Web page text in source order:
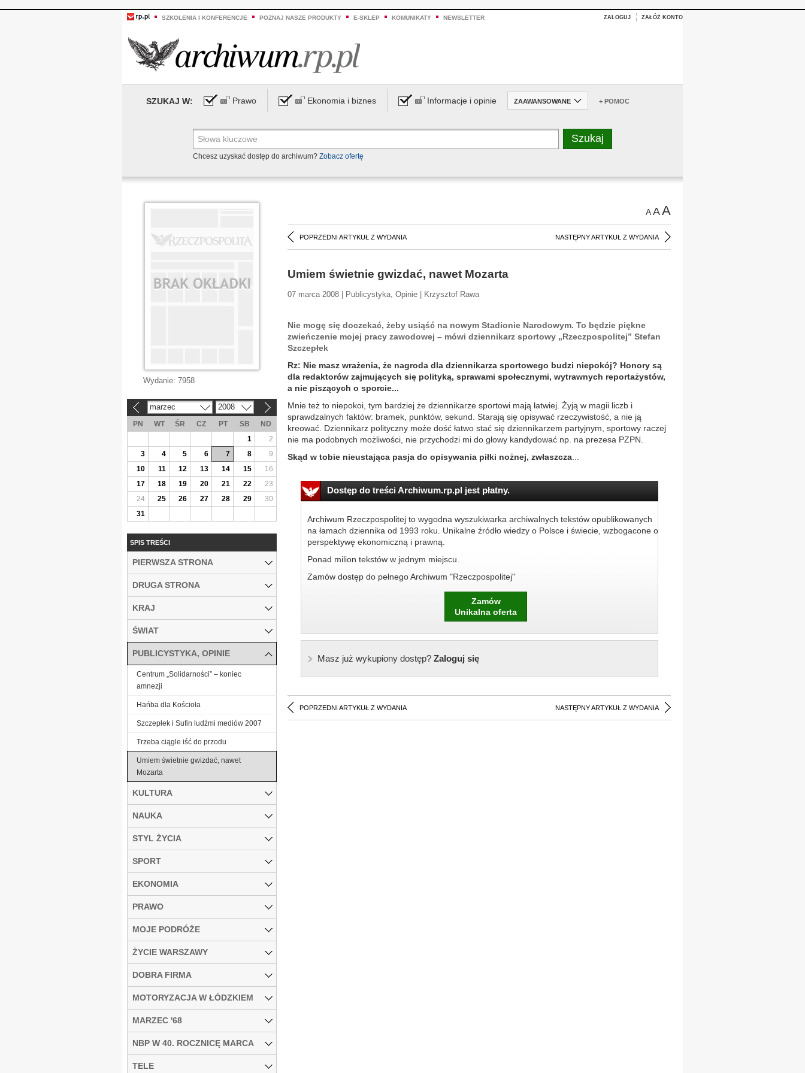
SZKOLENIA I KONFERENCJE POZNAJ NASZE PRODUKTY E-SKLEP KOMUNIKATY NEWSLETTER ZALOGUJ ZAŁÓŻ KONTO
SZUKAJ W: Prawo Ekonomia i biznes Informacje i opinie ZAAWANSOWANE + POMOC
Chcesz uzyskać dostęp do archiwum? Zobacz ofertę
AAA
POPRZEDNI ARTYKUŁ Z WYDANIA NASTĘPNY ARTYKUŁ Z WYDANIA
Umiem świetnie gwizdać, nawet Mozarta
07 marca 2008 | Publicystyka, Opinie | Krzysztof Rawa
Nie mogę się doczekać, żeby usiąść na nowym Stadionie Narodowym. To będzie piękne
zwieńczenie mojej pracy zawodowej – mówi dziennikarz sportowy „Rzeczpospolitej” Stefan
Szczepłek
Rz: Nie masz wrażenia, że nagroda dla dziennikarza sportowego budzi niepokój? Honory są
dla redaktorów zajmujących się polityką, sprawami społecznymi, wytrawnych reportażystów,
a nie piszących o sporcie...
Mnie też to niepokoi, tym bardziej że dziennikarze sportowi mają łatwiej. Żyją w magii liczb i
sprawdzalnych faktów: bramek, punktów, sekund. Starają się opisywać rzeczywistość, a nie ją
kreować. Dziennikarz polityczny może dość łatwo stać się dziennikarzem partyjnym, sportowy raczej
nie ma podobnych możliwości, nie przychodzi mi do głowy kandydować np. na prezesa PZPN.
Skąd w tobie nieustająca pasja do opisywania piłki nożnej, zwłaszcza
Dostęp do treści Archiwum.rp.pl jest płatny.
Archiwum Rzeczpospolitej to wygodna wyszukiwarka archiwalnych tekstów opublikowanych
na łamach dziennika od 1993 roku. Unikalne źródło wiedzy o Polsce i świecie, wzbogacone o
perspektywę ekonomiczną i prawną.
Ponad milion tekstów w jednym miejscu.
Zamów dostęp do pełnego Archiwum "Rzeczpospolitej"
Zamów
Unikalna oferta
Masz już wykupiony dostęp?Zaloguj się
POPRZEDNI ARTYKUŁ Z WYDANIA NASTĘPNY ARTYKUŁ Z WYDANIA
Wydanie: 7958
marzec 2008
PN WT ŚR CZ PT SB
ND
1
2
3
4 5 6 7 8
9
10
11 12 13 14 15
16
17
18 19 20 21 22
23
24
25 26 27 28 29
30
31
SPIS TREŚCI
PIERWSZA STRONA
DRUGA STRONA
KRAJ
ŚWIAT
PUBLICYSTYKA, OPINIE
Centrum „Solidarności” – koniec
amnezji
Hańba dla Kościoła
Szczepłek i Sufin ludźmi mediów 2007
Trzeba ciągle iść do przodu
Umiem świetnie gwizdać, nawet
Mozarta
KULTURA
NAUKA
STYL ŻYCIA
SPORT
EKONOMIA
PRAWO
MOJE PODRÓŻE
ŻYCIE WARSZAWY
DOBRA FIRMA
MOTORYZACJA W ŁÓDZKIEM
MARZEC '68
NBP W 40. ROCZNICĘ MARCA
TELE